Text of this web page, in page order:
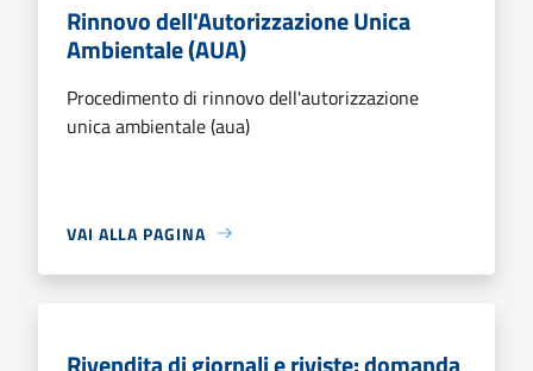
Rinnovo dell'Autorizzazione Unica
Ambientale (AUA)
Procedimento di rinnovo dell'autorizzazione
unica ambientale (aua)
VAI ALLA PAGINA